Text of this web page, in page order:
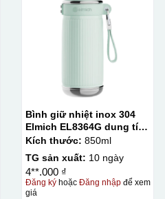
In logo decan AC 1 mặt
Hộp xi ấm chén
Bình giữ nhiệt inox 304
Elmich EL8364G dung tích
850ml
Kích thước: 850ml
TG sản xuất: 10 ngày
4**.000 ₫
Đăng kýhoặc Đăng nhậpđể xem
giá